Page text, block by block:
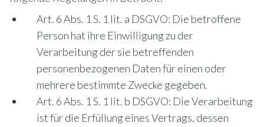
Art. 6 Abs. 1 S. 1 lit. a DSGVO: Die betroffene
Person hat ihre Einwilligung zu der
Verarbeitung der sie betreffenden
personenbezogenen Daten für einen oder
mehrere bestimmte Zwecke gegeben.
Art. 6 Abs. 1 S. 1 lit. b DSGVO: Die Verarbeitung
ist für die Erfüllung eines Vertrags, dessen